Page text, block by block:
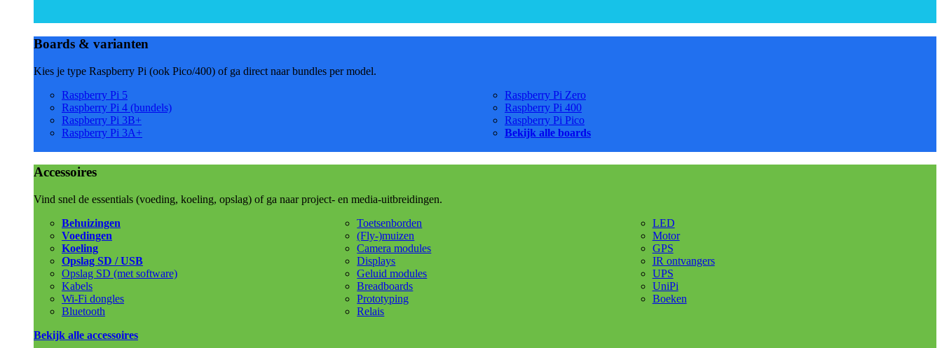
Boards & varianten
Kies je type Raspberry Pi (ook Pico/400) of ga direct naar bundles per model.
Raspberry Pi 5
Raspberry Pi 4 (bundels)
Raspberry Pi 3B+
Raspberry Pi 3A+
Raspberry Pi Zero
Raspberry Pi 400
Raspberry Pi Pico
Bekijk alle boards
Accessoires
Vind snel de essentials (voeding, koeling, opslag) of ga naar project- en media-uitbreidingen.
Behuizingen
Voedingen
Koeling
Opslag SD / USB
Opslag SD (met software)
Kabels
Wi-Fi dongles
Bluetooth
Toetsenborden
(Fly-)muizen
Camera modules
Displays
Geluid modules
Breadboards
Prototyping
Relais
LED
Motor
GPS
IR ontvangers
UPS
UniPi
Boeken
Bekijk alle accessoires